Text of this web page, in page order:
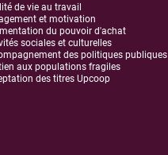
de vie au travail
et motivation
du pouvoir d'achat
sociales et culturelles
des politiques publiques
aux populations fragiles
des titres Upcoop